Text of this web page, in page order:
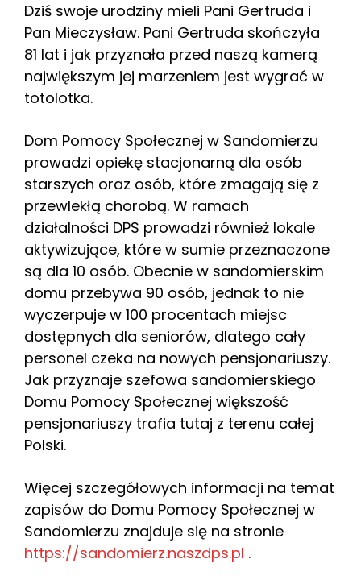
Dziś swoje urodziny mieli Pani Gertruda i
Pan Mieczysław. Pani Gertruda skończyła
81 lat i jak przyznała przed naszą kamerą
największym jej marzeniem jest wygrać w
totolotka.
Dom Pomocy Społecznej w Sandomierzu
prowadzi opiekę stacjonarną dla osób
starszych oraz osób, które zmagają się z
przewlekłą chorobą. W ramach
działalności DPS prowadzi również lokale
aktywizujące, które w sumie przeznaczone
są dla 10 osób. Obecnie w sandomierskim
domu przebywa 90 osób, jednak to nie
wyczerpuje w 100 procentach miejsc
dostępnych dla seniorów, dlatego cały
personel czeka na nowych pensjonariuszy.
Jak przyznaje szefowa sandomierskiego
Domu Pomocy Społecznej większość
pensjonariuszy trafia tutaj z terenu całej
Polski.
Więcej szczegółowych informacji na temat
zapisów do Domu Pomocy Społecznej w
Sandomierzu znajduje się na stronie
https://sandomierz.naszdps.pl .